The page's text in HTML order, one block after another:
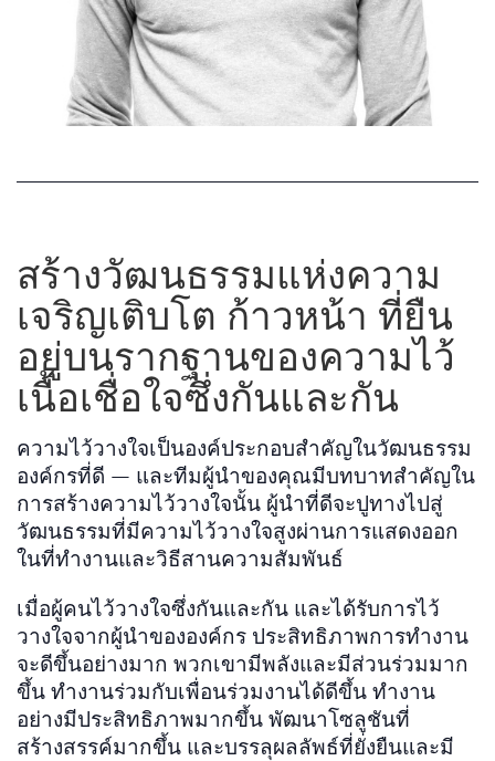
สร้างวัฒนธรรมแห่งความ
เจริญเติบโต ก้าวหน้า ที่ยืน
อยู่บนรากฐานของความไว้
เนื้อเชื่อใจซึ่งกันและกัน
ความไว้วางใจเป็นองค์ประกอบสำคัญในวัฒนธรรม
องค์กรที่ดี — และทีมผู้นำของคุณมีบทบาทสำคัญใน
การสร้างความไว้วางใจนั้น ผู้นำที่ดีจะปูทางไปสู่
วัฒนธรรมที่มีความไว้วางใจสูงผ่านการแสดงออก
ในที่ทำงานและวิธีสานความสัมพันธ์
เมื่อผู้คนไว้วางใจซึ่งกันและกัน และได้รับการไว้
วางใจจากผู้นำขององค์กร ประสิทธิภาพการทำงาน
จะดีขึ้นอย่างมาก พวกเขามีพลังและมีส่วนร่วมมาก
ขึ้น ทำงานร่วมกับเพื่อนร่วมงานได้ดีขึ้น ทำงาน
อย่างมีประสิทธิภาพมากขึ้น พัฒนาโซลูชันที่
สร้างสรรค์มากขึ้น และบรรลุผลลัพธ์ที่ยั่งยืนและมี